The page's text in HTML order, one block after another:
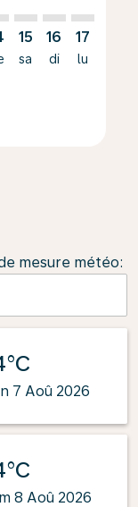
15
sa
16
di
17
lu
mesure météo:
7 Aoû 2026
8 Aoû 2026